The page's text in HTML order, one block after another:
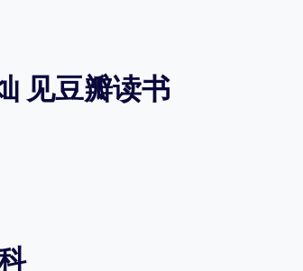
见豆瓣读书